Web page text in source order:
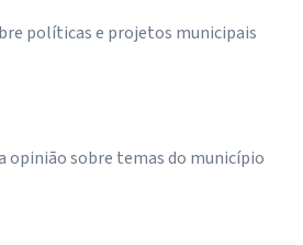
políticas e projetos municipais
opinião sobre temas do município